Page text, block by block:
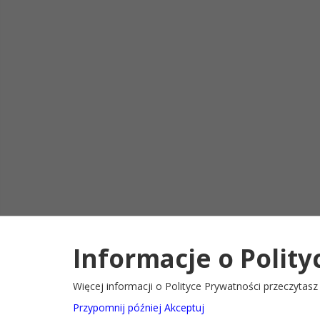
2022@ Oficjalny serwis internetowy Gminy Ryglice Deklaracja
Informacje o
Więcej informacji o Polityce Prywatności przeczytasz
Przypomnij później Akceptuj